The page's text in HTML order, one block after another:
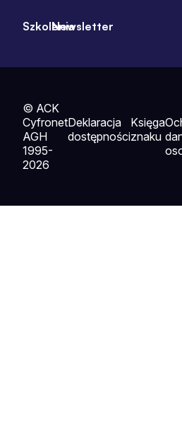
SzkoleniaNewsletter
© ACK
Cyfronet
AGH
1995-
2026
Deklaracja
dostępności
Księga
znaku